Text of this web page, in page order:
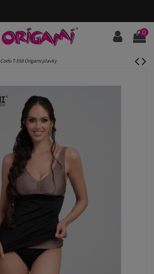
0
Corfu T-558 Origami plavky